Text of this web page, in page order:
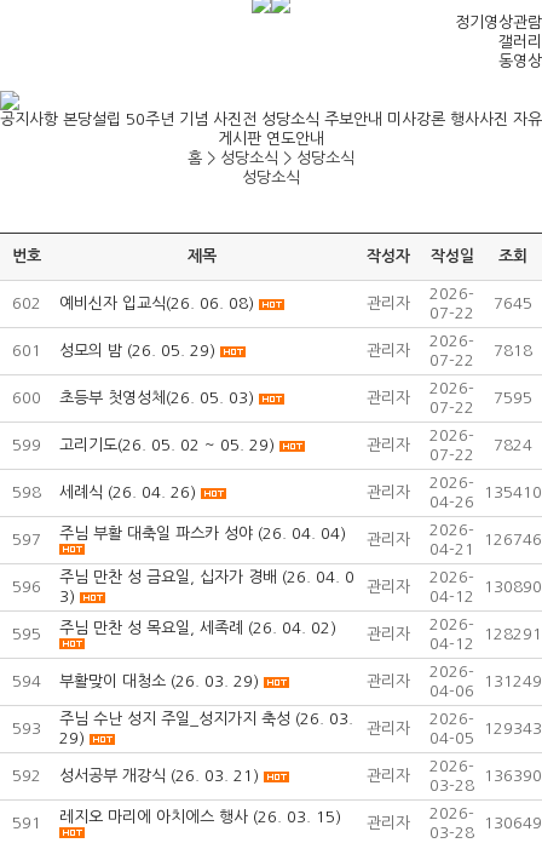
정기영상관람
갤러리
동영상
공지사항 본당설립 50주년 기념 사진전 성당소식 주보안내 미사강론 행사사진 자유
게시판 연도안내
홈 > 성당소식 > 성당소식
성당소식
번호 제목 작성자 작성일 조회
602 예비신자 입교식(26. 06. 08) 관리자
2026-
07-22
7645
601 성모의 밤 (26. 05. 29) 관리자
2026-
07-22
7818
600 초등부 첫영성체(26. 05. 03) 관리자
2026-
07-22
7595
599 고리기도(26. 05. 02 ~ 05. 29) 관리자
2026-
07-22
7824
598 세례식 (26. 04. 26) 관리자
2026-
04-26
135410
597 주님 부활 대축일 파스카 성야 (26. 04. 04) 관리자
2026-
04-21
126746
596
주님 만찬 성 금요일, 십자가 경배 (26. 04. 0
3)
관리자
2026-
04-12
130890
595 주님 만찬 성 목요일, 세족례 (26. 04. 02) 관리자
2026-
04-12
128291
594 부활맞이 대청소 (26. 03. 29) 관리자
2026-
04-06
131249
593
주님 수난 성지 주일_성지가지 축성 (26. 03.
29)
관리자
2026-
04-05
129343
592 성서공부 개강식 (26. 03. 21) 관리자
2026-
03-28
136390
591 레지오 마리에 아치에스 행사 (26. 03. 15) 관리자
2026-
03-28
130649